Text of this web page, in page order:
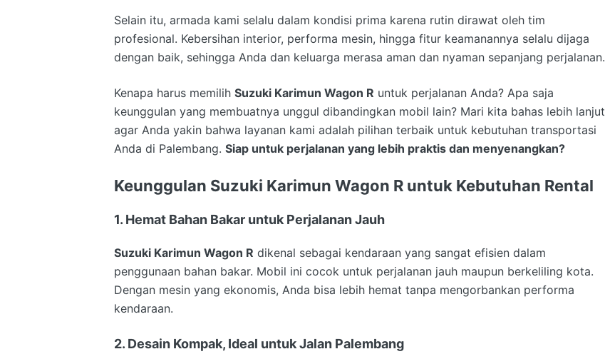
Selain itu, armada kami selalu dalam kondisi prima karena rutin dirawat oleh tim
profesional. Kebersihan interior, performa mesin, hingga fitur keamanannya selalu dijaga
dengan baik, sehingga Anda dan keluarga merasa aman dan nyaman sepanjang perjalanan.
Kenapa harus memilih Suzuki Karimun Wagon R untuk perjalanan Anda? Apa saja
keunggulan yang membuatnya unggul dibandingkan mobil lain? Mari kita bahas lebih lanjut
agar Anda yakin bahwa layanan kami adalah pilihan terbaik untuk kebutuhan transportasi
Anda di Palembang. Siap untuk perjalanan yang lebih praktis dan menyenangkan?
Keunggulan Suzuki Karimun Wagon R untuk Kebutuhan Rental
1. Hemat Bahan Bakar untuk Perjalanan Jauh
Suzuki Karimun Wagon R dikenal sebagai kendaraan yang sangat efisien dalam
penggunaan bahan bakar. Mobil ini cocok untuk perjalanan jauh maupun berkeliling kota.
Dengan mesin yang ekonomis, Anda bisa lebih hemat tanpa mengorbankan performa
kendaraan.
2. Desain Kompak, Ideal untuk Jalan Palembang